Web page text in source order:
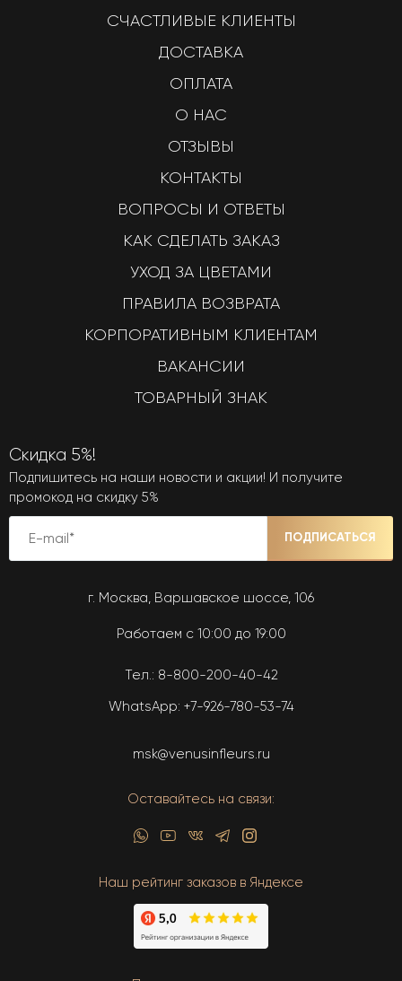
СЧАСТЛИВЫЕ КЛИЕНТЫ
ДОСТАВКА
ОПЛАТА
О НАС
ОТЗЫВЫ
КОНТАКТЫ
ВОПРОСЫ И ОТВЕТЫ
КАК СДЕЛАТЬ ЗАКАЗ
УХОД ЗА ЦВЕТАМИ
ПРАВИЛА ВОЗВРАТА
КОРПОРАТИВНЫМ КЛИЕНТАМ
ВАКАНСИИ
ТОВАРНЫЙ ЗНАК
Скидка 5%!
Подпишитесь на наши новости и акции! И получите
промокод на скидку 5%
ПОДПИСАТЬСЯ
г. Москва, Варшавское шоссе, 106
Работаем с 10:00 до 19:00
Тел.: 8-800-200-40-42
WhatsApp: +7-926-780-53-74
msk@venusinfleurs.ru
Оставайтесь на связи:
Наш рейтинг заказов в Яндексе